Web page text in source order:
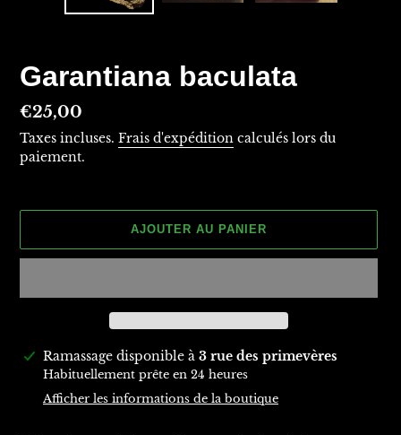
Garantiana baculata
Prix
normal
€25,00
Taxes incluses. Frais d'expédition calculés lors du
paiement.
AJOUTER AU PANIER
Ajout
d'un
produit
Ramassage disponible à 3 rue des primevères
Habituellement prête en 24 heures
Afficher les informations de la boutique